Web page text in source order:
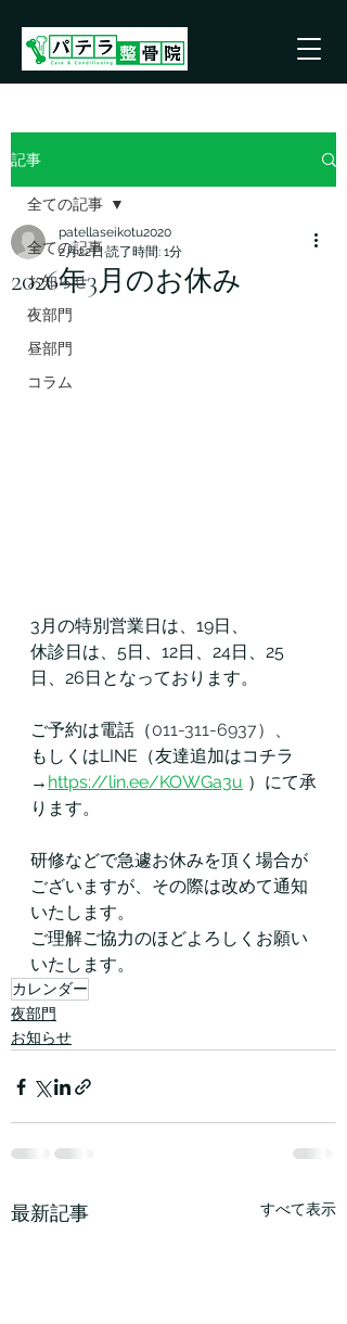
記事
全ての記事
お知らせ
夜部門
昼部門
コラム
全ての記事
2026年3月のお休み
patellaseikotu2020
2月22日 読了時間: 1分
3月の特別営業日は、19日、
休診日は、5日、12日、24日、25
日、26日となっております。
ご予約は電話（011-311-6937）、
もしくはLINE（友達追加はコチラ
→ https://lin.ee/KOWGa3u ）にて承
ります。
研修などで急遽お休みを頂く場合が
ございますが、その際は改めて通知
いたします。
ご理解ご協力のほどよろしくお願い
いたします。
カレンダー
夜部門
お知らせ
最新記事 すべて表示